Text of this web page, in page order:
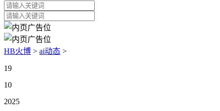
HB火博 > ai动态 >
19
10
2025